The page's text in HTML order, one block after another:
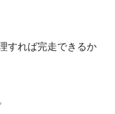
すれば完走できるか